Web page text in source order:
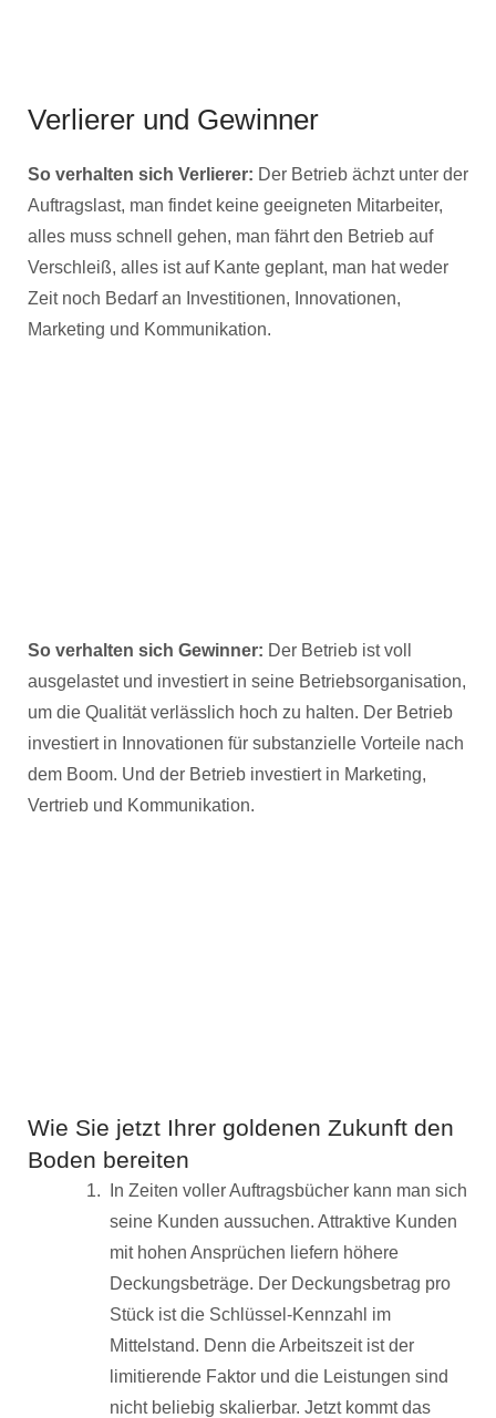
Verlierer und Gewinner
So verhalten sich Verlierer: Der Betrieb ächzt unter der
Auftragslast, man findet keine geeigneten Mitarbeiter,
alles muss schnell gehen, man fährt den Betrieb auf
Verschleiß, alles ist auf Kante geplant, man hat weder
Zeit noch Bedarf an Investitionen, Innovationen,
Marketing und Kommunikation.
So verhalten sich Gewinner: Der Betrieb ist voll
ausgelastet und investiert in seine Betriebsorganisation,
um die Qualität verlässlich hoch zu halten. Der Betrieb
investiert in Innovationen für substanzielle Vorteile nach
dem Boom. Und der Betrieb investiert in Marketing,
Vertrieb und Kommunikation.
Wie Sie jetzt Ihrer goldenen Zukunft den
Boden bereiten
In Zeiten voller Auftragsbücher kann man sich
seine Kunden aussuchen. Attraktive Kunden
mit hohen Ansprüchen liefern höhere
Deckungsbeträge. Der Deckungsbetrag pro
Stück ist die Schlüssel-Kennzahl im
Mittelstand. Denn die Arbeitszeit ist der
limitierende Faktor und die Leistungen sind
nicht beliebig skalierbar. Jetzt kommt das